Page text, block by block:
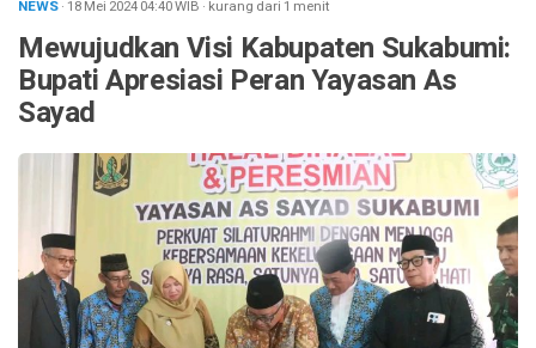
NEWS· 18 Mei 202404:40WIB · kurang dari 1 menit
Mewujudkan Visi Kabupaten Sukabumi:
Bupati Apresiasi Peran Yayasan As
Sayad